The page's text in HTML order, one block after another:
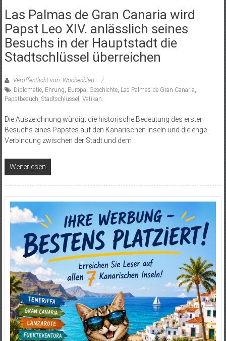
Las Palmas de Gran Canaria wird
Papst Leo XIV. anlässlich seines
Besuchs in der Hauptstadt die
Stadtschlüssel überreichen
Veröffentlicht von: Wochenblatt
Diplomatie, Ehrung Europa Geschichte, Las Palmas de Gran Canaria
Papstbesuch Stadtschlüssel Vatikan
Die Auszeichnung würdigt die historische Bedeutung des ersten
Besuchs eines Papstes auf den Kanarischen Inseln und die enge
Verbindung zwischen der Stadt und dem
Weiterlesen